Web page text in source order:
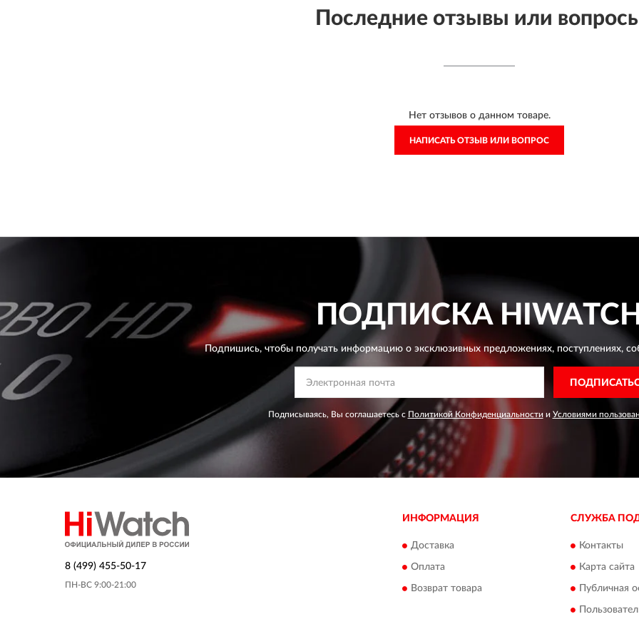
Последние отзывы или
Нет отзывов о данном товаре.
НАПИСАТЬ ОТЗЫВ ИЛИ ВОПРОС
ПОДПИСКА
Подпишись, чтобы получать информацию о эксклюзивных предложениях,поступлениях,
Подписываясь, Вы соглашаетесь с Политикой Конфиденциальности и Условиями
8 (499) 455-50-17
ПН-ВС 9:00-21:00
ИНФОРМАЦИЯ
Доставка
Оплата
Возврат товара
СЛУЖБА
Контакты
Карта сайта
Публичная